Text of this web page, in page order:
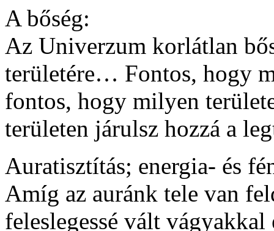
A bőség:
Az Univerzum korlátlan
területére… Fontos, hogy
fontos, hogy milyen
területen járulsz hozzá a
Auratisztítás; energia- és
Amíg az auránk tele van
feleslegessé vált